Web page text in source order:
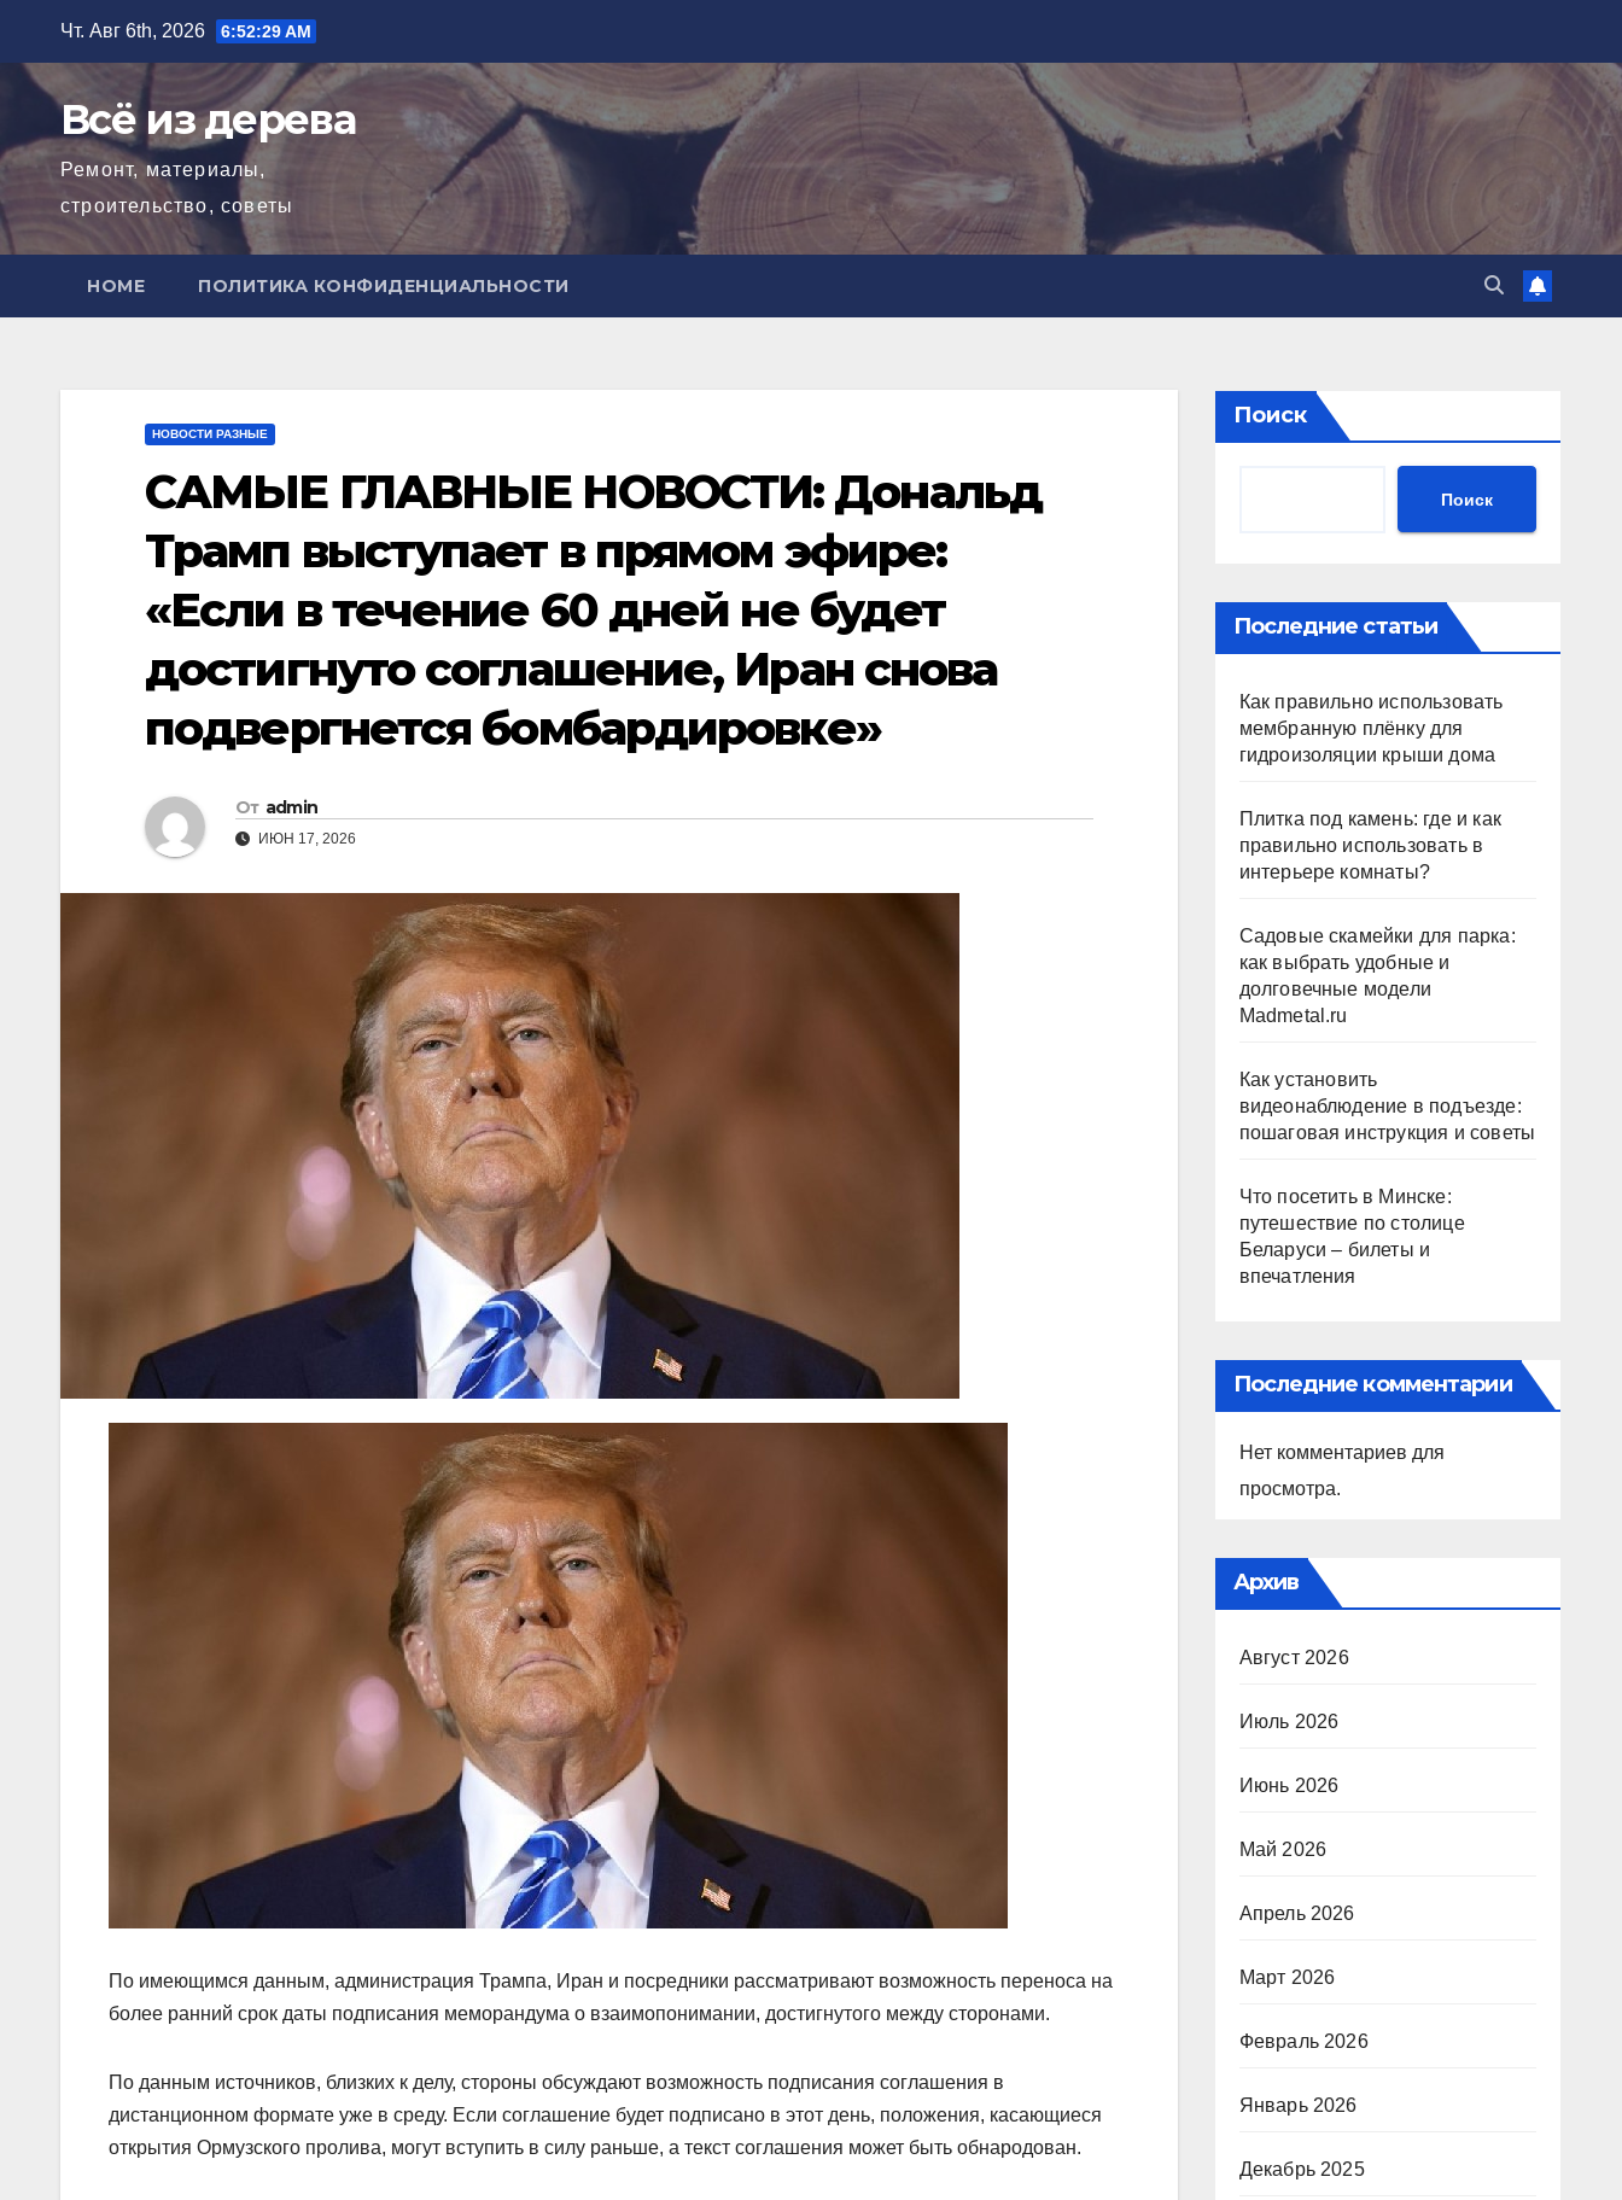
содержимому
Чт. Авг 6th, 2026 6:52:31 AM
Всё из дерева
Ремонт, материалы,
строительство, советы
HOME ПОЛИТИКА КОНФИДЕНЦИАЛЬНОСТИ
НОВОСТИ РАЗНЫЕ
САМЫЕ ГЛАВНЫЕ НОВОСТИ: Дональд
Трамп выступает в прямом эфире:
«Если в течение 60 дней не будет
достигнуто соглашение, Иран снова
подвергнется бомбардировке»
От admin
ИЮН 17, 2026
По имеющимся данным, администрация Трампа, Иран и посредники рассматривают возможность переноса на
более ранний срок даты подписания меморандума о взаимопонимании, достигнутого между сторонами.
По данным источников, близких к делу, стороны обсуждают возможность подписания соглашения в
дистанционном формате уже в среду. Если соглашение будет подписано в этот день, положения, касающиеся
открытия Ормузского пролива, могут вступить в силу раньше, а текст соглашения может быть обнародован.
Поиск
Поиск
Последние статьи
Как правильно использовать
мембранную плёнку для
гидроизоляции крыши дома
Плитка под камень: где и как
правильно использовать в
интерьере комнаты?
Садовые скамейки для парка:
как выбрать удобные и
долговечные модели
Madmetal.ru
Как установить
видеонаблюдение в подъезде:
пошаговая инструкция и советы
Что посетить в Минске:
путешествие по столице
Беларуси – билеты и
впечатления
Последние комментарии
Нет комментариев для
просмотра.
Архив
Август 2026
Июль 2026
Июнь 2026
Май 2026
Апрель 2026
Март 2026
Февраль 2026
Январь 2026
Декабрь 2025